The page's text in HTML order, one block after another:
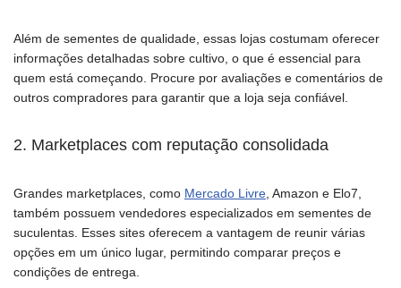
Além de sementes de qualidade, essas lojas costumam oferecer
informações detalhadas sobre cultivo, o que é essencial para
quem está começando. Procure por avaliações e comentários de
outros compradores para garantir que a loja seja confiável.
2. Marketplaces com reputação consolidada
Grandes marketplaces, como Mercado Livre , Amazon e Elo7,
também possuem vendedores especializados em sementes de
suculentas. Esses sites oferecem a vantagem de reunir várias
opções em um único lugar, permitindo comparar preços e
condições de entrega.